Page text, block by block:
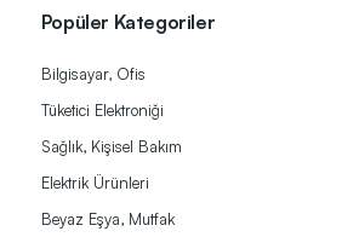
Popüler Kategoriler
Bilgisayar, Ofis
Tüketici Elektroniği
Sağlık, Kişisel Bakım
Elektrik Ürünleri
Beyaz Eşya, Mutfak